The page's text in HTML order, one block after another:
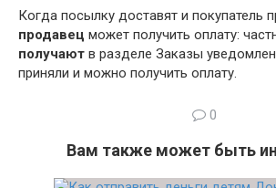
Когда посылку доставят и покупатель
продавец может получить оплату:
получают в разделе Заказы
приняли и можно получить оплату.
0
Вам также может быть